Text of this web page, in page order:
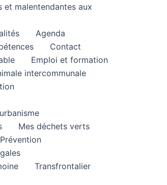
et malentendantes aux
Agenda
Contact
Emploi et formation
intercommunale
Mes déchets verts
Prévention
Transfrontalier